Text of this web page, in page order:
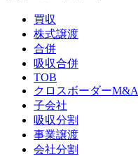
買収
株式譲渡
合併
吸収合併
TOB
クロスボーダーM&A
子会社
吸収分割
事業譲渡
会社分割